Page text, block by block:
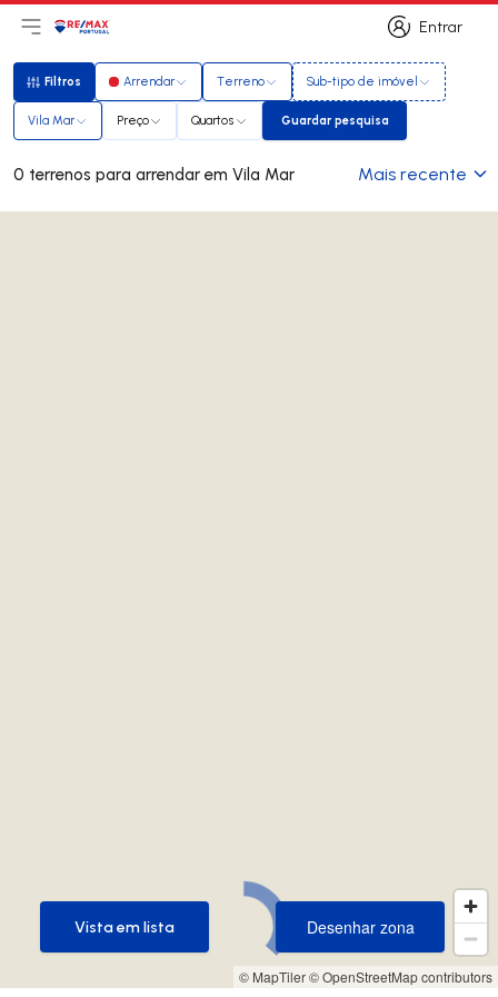
Entrar
Entrar
Abri menu principal
LogoIr para página inicial
Filtros
Filtros Arrendar Terreno Sub-tipo de imóvel
Vila Mar Preço Quartos Guardar pesquisa
Guardar pesquisa
0 terrenos para arrendar em Vila Mar Mais recente
© MapTiler© OpenStreetMap contributors
Desenhar zona
Desenhar zona
Vista em lista
Vista em lista